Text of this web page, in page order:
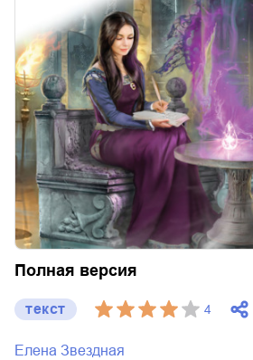
Полная версия
текст 4
Елена Звездная